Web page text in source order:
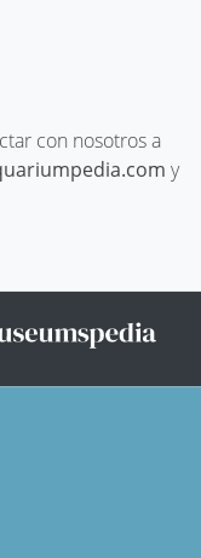
con nosotros a
y